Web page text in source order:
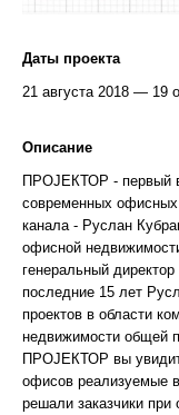
Даты проекта
21 августа 2018 — 19
Описание
ПРОJЕКТОР - первый в
современных
канала - Руслан
офисной
генеральный
последние 15 лет
проектов в области
недвижимости общей
ПРОJЕКТОР вы
офисов реализуемые
решали заказчики при